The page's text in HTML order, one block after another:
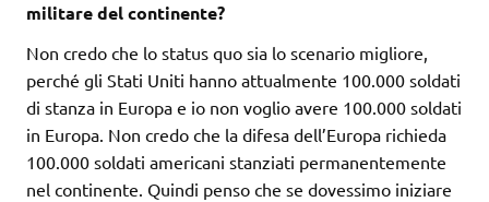
militare del continente?
Non credo che lo status quo sia lo scenario migliore,
perché gli Stati Uniti hanno attualmente 100.000 soldati
di stanza in Europa e io non voglio avere 100.000 soldati
in Europa. Non credo che la difesa dell’Europa richieda
100.000 soldati americani stanziati permanentemente
nel continente. Quindi penso che se dovessimo iniziare